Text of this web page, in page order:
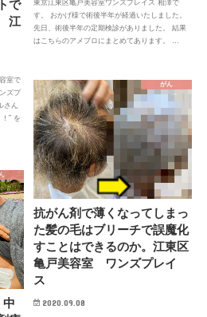
で
江
室で
ズプ
さん
” を
東京江東区亀戸美容室ワンズプレイス 相澤で
す。 おかげ様で術後半年が経過いたしました。
先日、術後半年の定期検診がありました。 結果
はこちらのアメブロにまとめてあります。 …
がん
抗がん剤で薄くなってしまっ
た髪の毛はブリーチで誤魔化
すことはできるのか。江東区
亀戸美容室 ワンズプレイ
ス
2020.09.08